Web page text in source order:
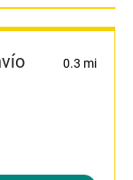
0.3 mi